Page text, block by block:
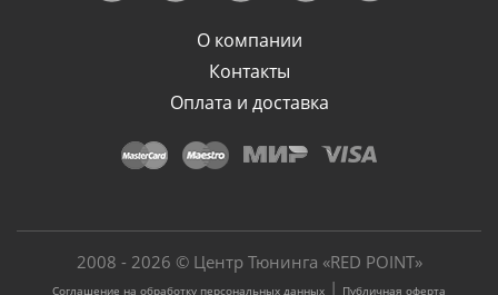
О компании
Контакты
Оплата и доставка
2008 - 2026 © Центр Тюнинга «RED POINT»
Соглашение на обработку персональных данных | Публичная оферта